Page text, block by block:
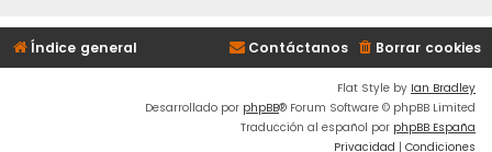
Índice general Borrar cookies
Contáctanos
Flat Style by Ian Bradley
Desarrollado por phpBB® Forum Software © phpBB Limited
Traducción al español por phpBB España
Privacidad | Condiciones